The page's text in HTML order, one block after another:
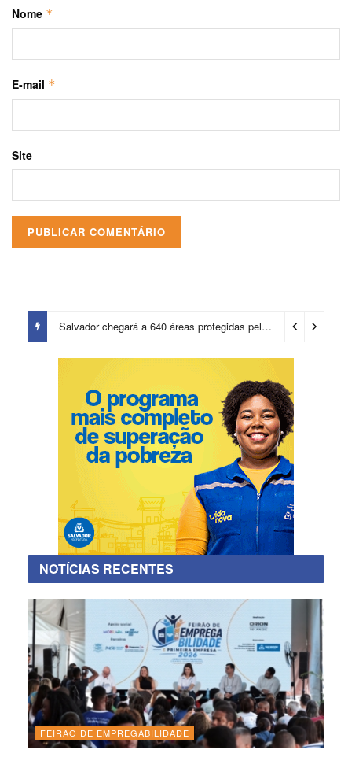
Nome *
E-mail *
Site
Salvador chegará a 640 áreas protegidas pela Prefeitura com investimentos em contenções de encostas e prevenção de riscos
NOTÍCIAS RECENTES
FEIRÃO DE EMPREGABILIDADE